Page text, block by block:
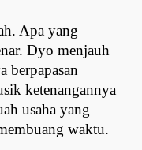
Apa yang
Dyo menjauh
berpapasan
ketenangannya
usaha yang
waktu.